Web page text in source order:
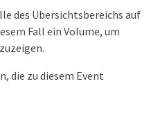
des Übersichtsbereichs auf
Fall ein Volume, um
die zu diesem Event